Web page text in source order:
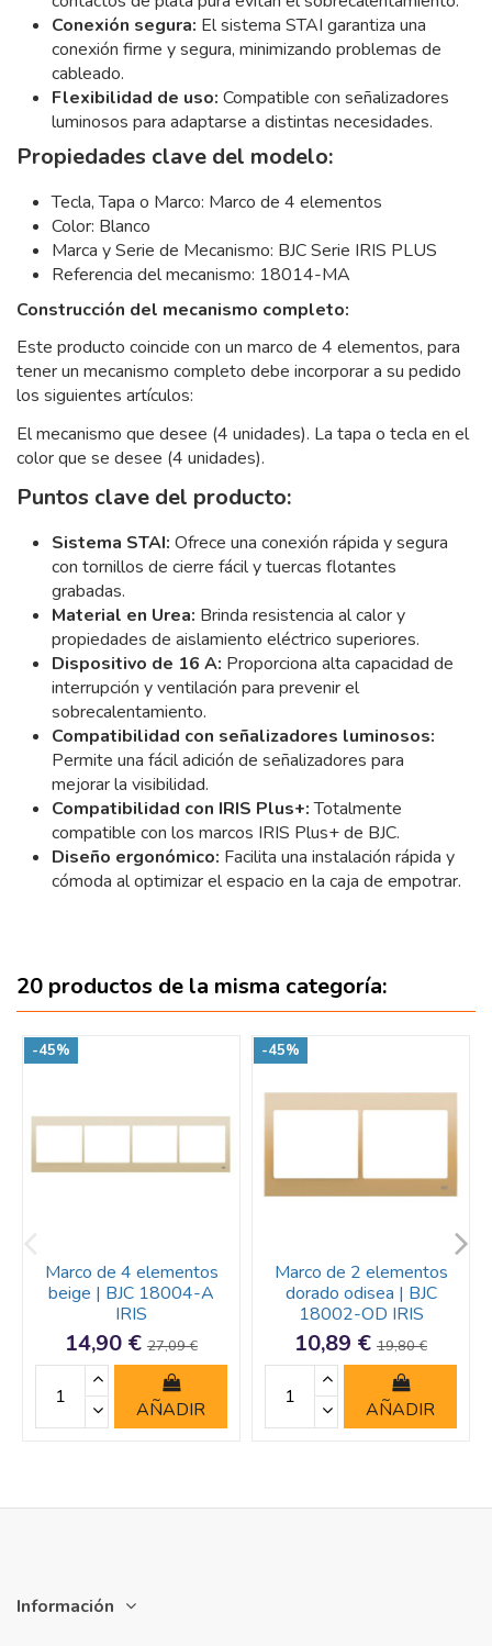
Conexión segura: El sistema STAI garantiza una
conexión firme y segura, minimizando problemas de
cableado.
Flexibilidad de uso: Compatible con señalizadores
luminosos para adaptarse a distintas necesidades.
Propiedades clave del modelo:
Tecla, Tapa o Marco: Marco de 4 elementos
Color: Blanco
Marca y Serie de Mecanismo: BJC Serie IRIS PLUS
Referencia del mecanismo: 18014-MA
Construcción del mecanismo completo:
Este producto coincide con un marco de 4 elementos, para
tener un mecanismo completo debe incorporar a su pedido
los siguientes artículos:
El mecanismo que desee (4 unidades). La tapa o tecla en el
color que se desee (4 unidades).
Puntos clave del producto:
Sistema STAI: Ofrece una conexión rápida y segura
con tornillos de cierre fácil y tuercas flotantes
grabadas.
Material en Urea: Brinda resistencia al calor y
propiedades de aislamiento eléctrico superiores.
Dispositivo de 16 A: Proporciona alta capacidad de
interrupción y ventilación para prevenir el
sobrecalentamiento.
Compatibilidad con señalizadores luminosos:
Permite una fácil adición de señalizadores para
mejorar la visibilidad.
Compatibilidad con IRIS Plus+:Totalmente
compatible con los marcos IRIS Plus+ de BJC.
Diseño ergonómico: Facilita una instalación rápida y
cómoda al optimizar el espacio en la caja de empotrar.
20 productos de la misma categoría:
-45%
Marco de 4 elementos
beige | BJC 18004-A
IRIS
14,90 € 27,09 €
AÑADIR
-45%
Marco de 2 elementos
dorado odisea | BJC
18002-OD IRIS
10,89 € 19,80 €
AÑADIR
Información